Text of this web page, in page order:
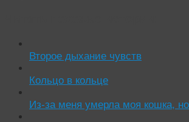
Второе дыхание чувств
Кольцо в кольце
Из-за меня умерла моя кошка,